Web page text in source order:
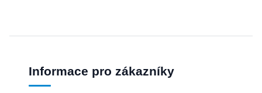
Informace pro zákazníky